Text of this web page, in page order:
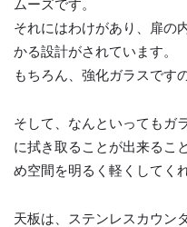
ムーズです。
それにはわけがあり、扉の
かる設計がされています。
もちろん、強化ガラスです
そして、なんといってもガ
に拭き取ることが出来るこ
め空間を明るく軽くしてく
天板は、ステンレスカウン